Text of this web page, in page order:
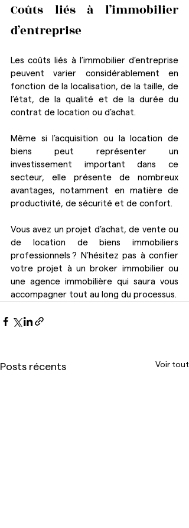
Coûts liés à l’immobilier
d’entreprise
Les coûts liés à l’immobilier d’entreprise
peuvent varier considérablement en
fonction de la localisation, de la taille, de
l’état, de la qualité et de la durée du
contrat de location ou d’achat.
Même si l’acquisition ou la location de
biens peut représenter un
investissement important dans ce
secteur, elle présente de nombreux
avantages, notamment en matière de
productivité, de sécurité et de confort.
Vous avez un projet d’achat, de vente ou
de location de biens immobiliers
professionnels ? N’hésitez pas à confier
votre projet à un broker immobilier ou
une agence immobilière qui saura vous
accompagner tout au long du processus.
Posts récents Voir tout